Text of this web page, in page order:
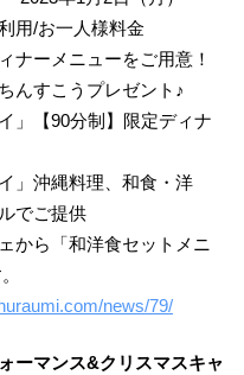
用/お一人様料金
ナーメニューをご用意！
んすこうプレゼント♪
」【90分制】限定ディナ
」沖縄料理、和食・洋
でご提供
から「和洋食セットメニ
news/79/
ーマンス&クリスマスキャ